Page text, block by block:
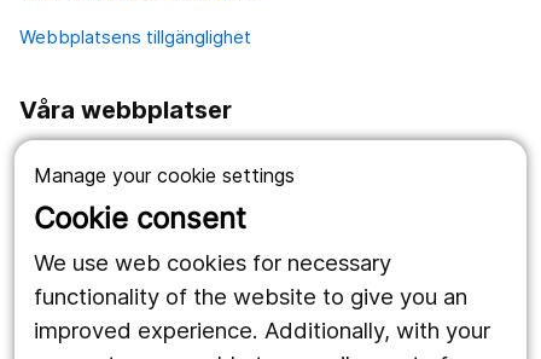
Manage your cookie settings
Cookie consent
We use web cookies for necessary
functionality of the website to give you an
improved experience. Additionally, with your
Webbplatsens tillgänglighet
Våra webbplatser
Länstrafiken
Region Örebro län
Följ oss